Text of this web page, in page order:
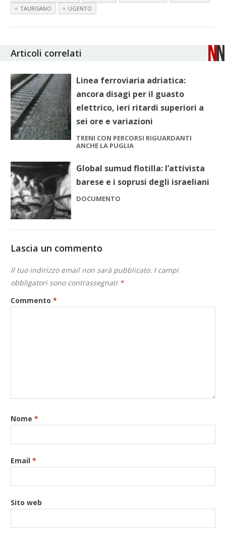
TAURISANO
UGENTO
Articoli correlati
Linea ferroviaria adriatica:
ancora disagi per il guasto
elettrico, ieri ritardi superiori a
sei ore e variazioni
TRENI CON PERCORSI RIGUARDANTI
ANCHE LA PUGLIA
Global sumud flotilla: l’attivista
barese e i soprusi degli israeliani
DOCUMENTO
Lascia un commento
Il tuo indirizzo email non sarà pubblicato. I campi
obbligatori sono contrassegnati *
Commento*
Nome*
Email*
Sito web